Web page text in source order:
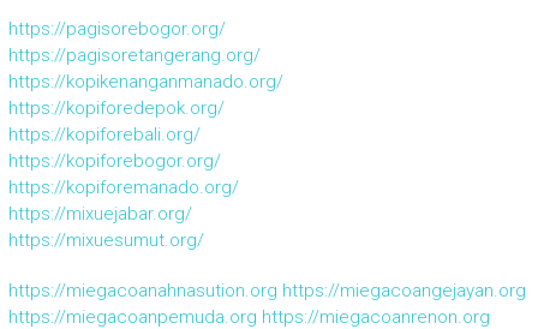
https://pagisorebogor.org/
https://pagisoretangerang.org/
https://kopikenanganmanado.org/
https://kopiforedepok.org/
https://kopiforebali.org/
https://kopiforebogor.org/
https://kopiforemanado.org/
https://mixuejabar.org/
https://mixuesumut.org/
https://miegacoanahnasution.org https://miegacoangejayan.org
https://miegacoanpemuda.org https://miegacoanrenon.org